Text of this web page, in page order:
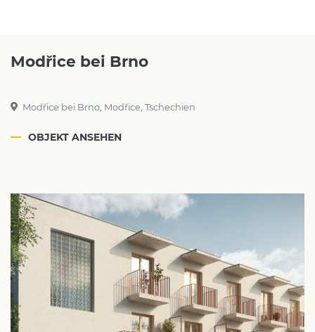
Modřice bei Brno
Modřice bei Brno, Modřice, Tschechien
OBJEKT ANSEHEN